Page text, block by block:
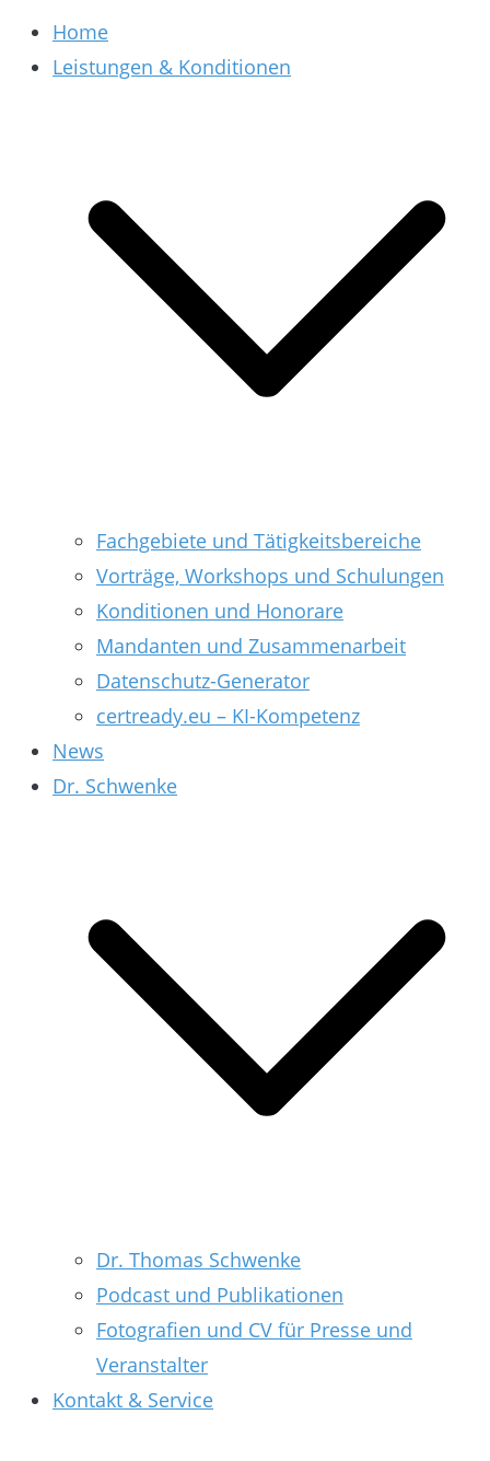
Home
Leistungen & Konditionen
Fachgebiete und Tätigkeitsbereiche
Vorträge, Workshops und Schulungen
Konditionen und Honorare
Mandanten und Zusammenarbeit
Datenschutz-Generator
certready.eu – KI-Kompetenz
News
Dr. Schwenke
Dr. Thomas Schwenke
Podcast und Publikationen
Fotografien und CV für Presse und
Veranstalter
Kontakt & Service